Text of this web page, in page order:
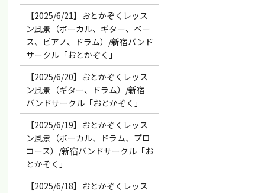
【2025/6/21】おとかぞくレッス
ン風景（ボーカル、ギター、ベー
ス、ピアノ、ドラム）/新宿バンド
サークル「おとかぞく」
【2025/6/20】おとかぞくレッス
ン風景（ギター、ドラム）/新宿
バンドサークル「おとかぞく」
【2025/6/19】おとかぞくレッス
ン風景（ボーカル、ドラム、プロ
コース）/新宿バンドサークル「お
とかぞく」
【2025/6/18】おとかぞくレッス